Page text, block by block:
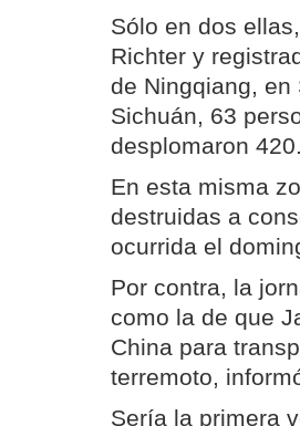
Sólo en dos
Richter y
de Ningqiang,
Sichuán, 63
desplomaron
En esta misma
destruidas a
ocurrida el
Por contra, la
como la de que
China para
terremoto,
Sería la primera